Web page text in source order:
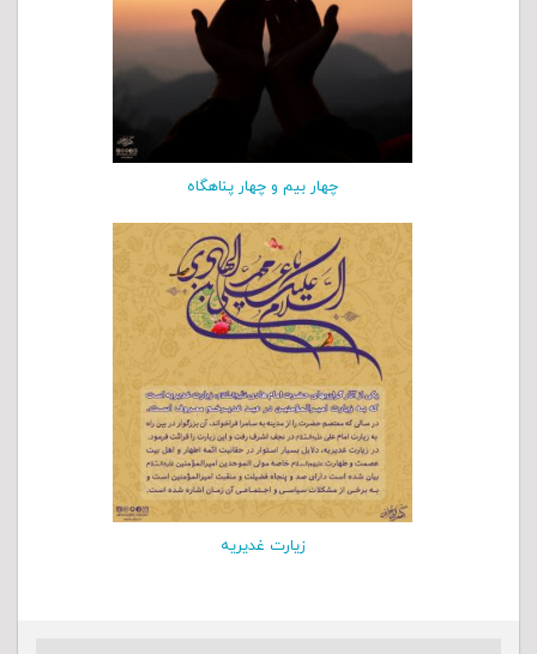
چهار بیم و چهار پناهگاه
زیارت غدیریه